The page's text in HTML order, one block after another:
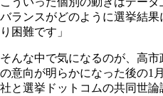
バランスがどのように選挙結
り困難です」
そんな中で気になるのが、高
の意向が明らかになった後の1
社と選挙ドットコムの共同世